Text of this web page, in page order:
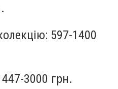
597-1400
447-3000 грн.